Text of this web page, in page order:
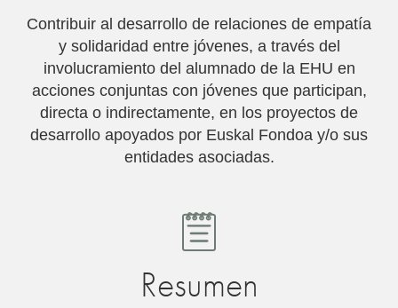
Contribuir al desarrollo de relaciones de empatí­a
y solidaridad entre jóvenes, a través del
involucramiento del alumnado de la EHU en
acciones conjuntas con jóvenes que participan,
directa o indirectamente, en los proyectos de
desarrollo apoyados por Euskal Fondoa y/o sus
entidades asociadas.
Resumen